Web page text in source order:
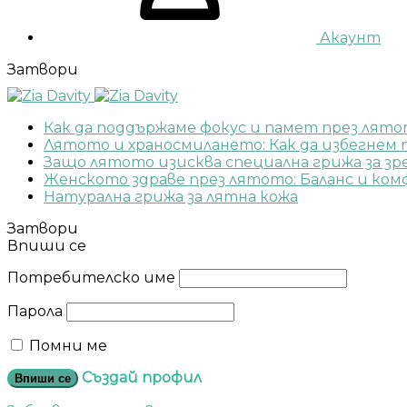
Акаунт
Затвори
Как да поддържаме фокус и памет през
Лятото и храносмилането: Как да избегнем
Защо лятото изисква специална грижа за
Женското здраве през лятото: Баланс и
Натурална грижа за лятна кожа
Затвори
Впиши се
Потребителско име
Парола
Помни ме
Впиши се
Създай профил